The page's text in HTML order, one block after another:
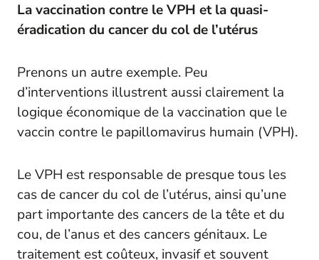
La vaccination contre le VPH et la quasi-
éradication du cancer du col de l’utérus
Prenons un autre exemple. Peu
d’interventions illustrent aussi clairement la
logique économique de la vaccination que le
vaccin contre le papillomavirus humain (VPH).
Le VPH est responsable de presque tous les
cas de cancer du col de l’utérus, ainsi qu’une
part importante des cancers de la tête et du
cou, de l’anus et des cancers génitaux. Le
traitement est coûteux, invasif et souvent